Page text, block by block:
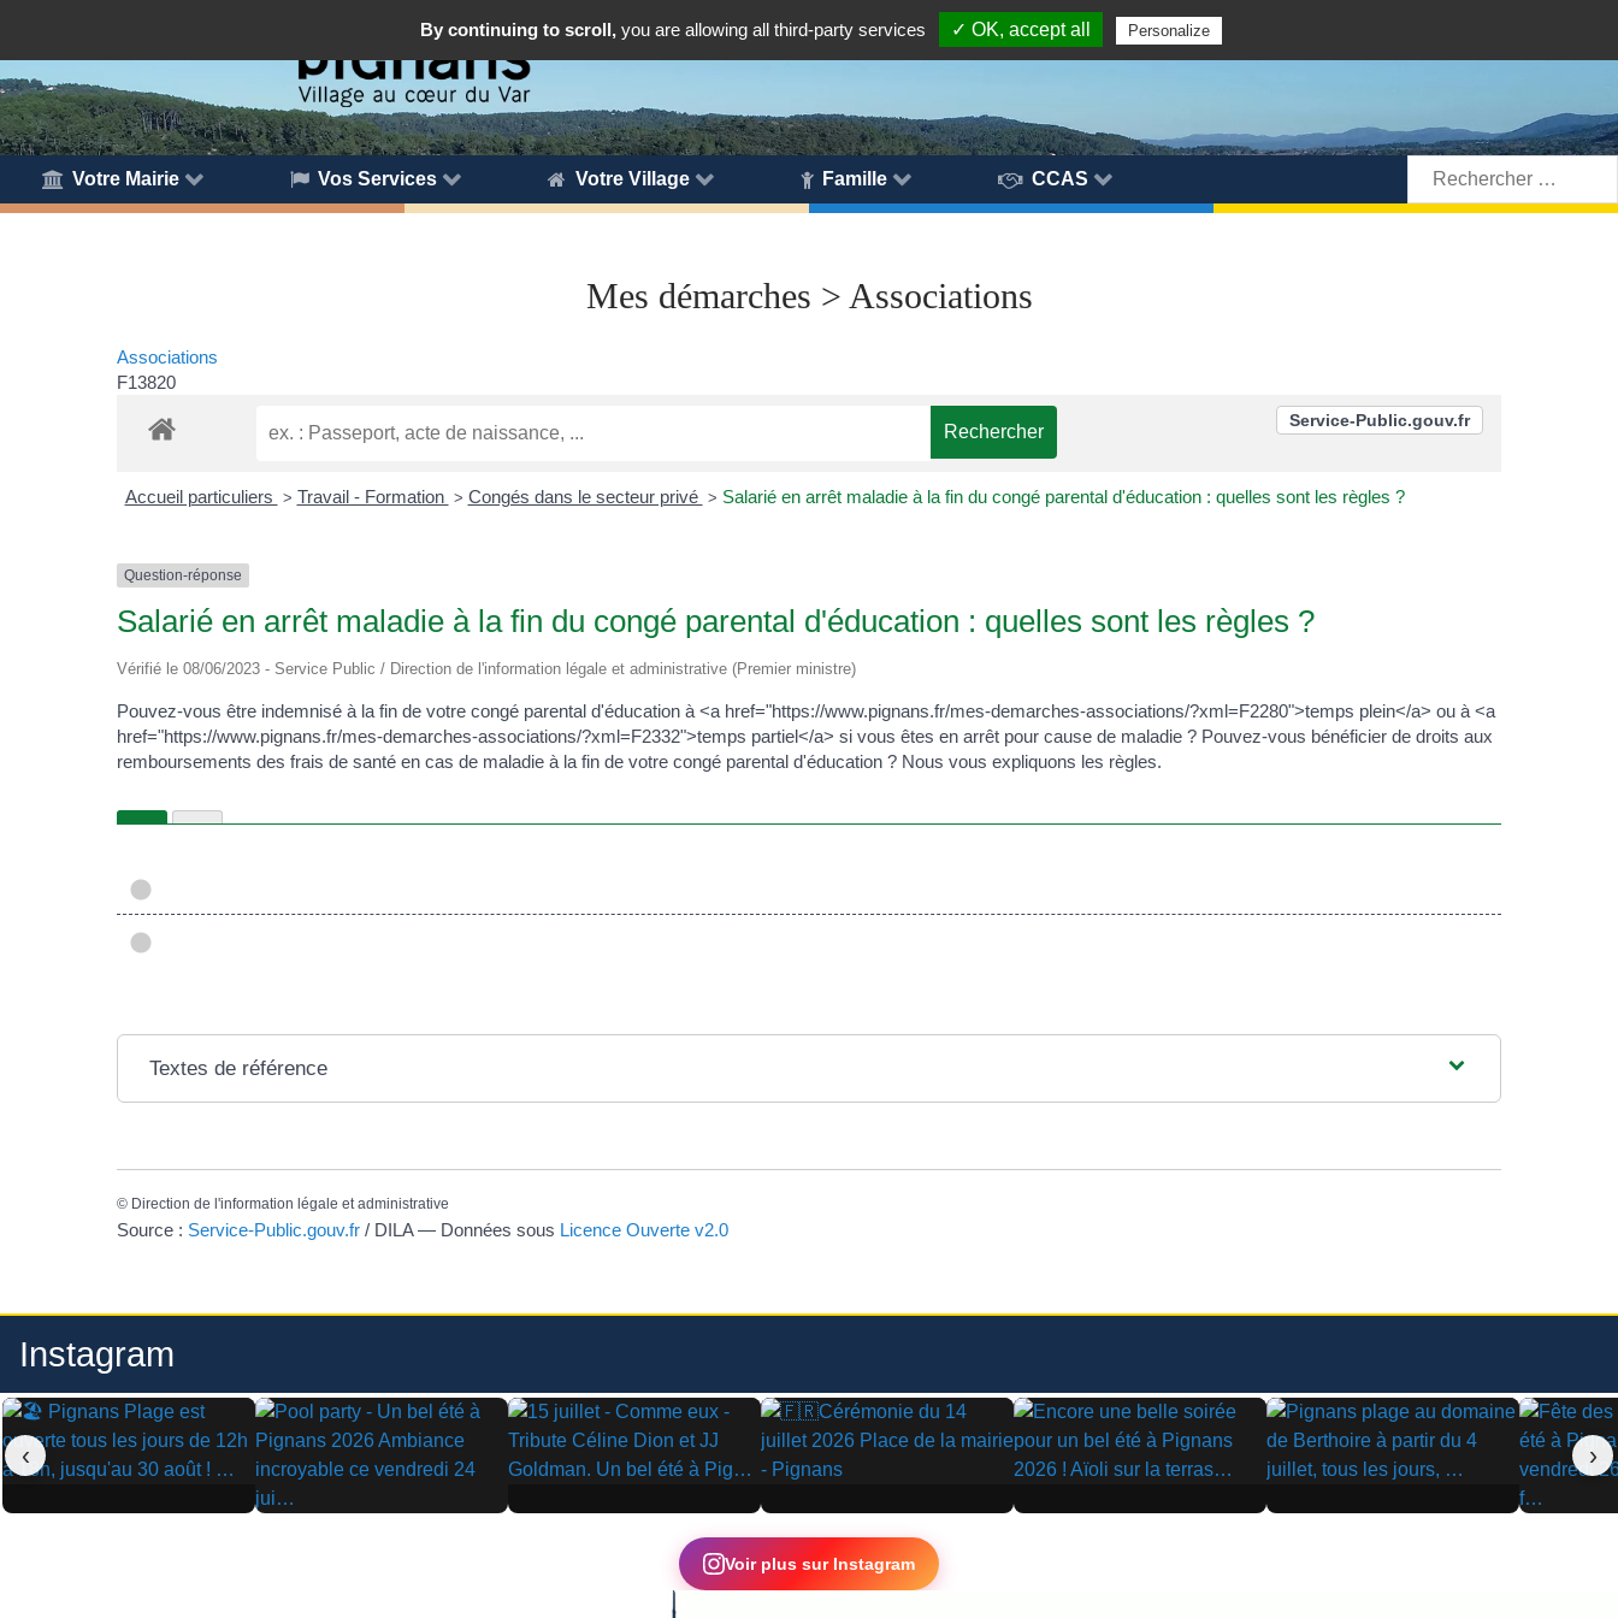
Votre Mairie Vos Services Votre Village Famille CCAS
Rechercher:
Mes démarches > Associations
Associations
F13820
Service-Public.gouv.fr
Accueil particuliers > Travail - Formation > Congés dans le secteur privé > Salarié en arrêt maladie à la fin du congé parental d'éducation : quelles sont les règles ?
Question-réponse
Salarié en arrêt maladie à la fin du congé parental d'éducation : quelles sont les règles ?
Vérifié le 08/06/2023 - Service Public / Direction de l'information légale et administrative (Premier ministre)
Pouvez-vous être indemnisé à la fin de votre congé parental d'éducation à <a href="https://www.pignans.fr/mes-demarches-associations/?xml=F2280">temps plein</a> ou à <a
href="https://www.pignans.fr/mes-demarches-associations/?xml=F2332">temps partiel</a> si vous êtes en arrêt pour cause de maladie ? Pouvez-vous bénéficier de droits aux
remboursements des frais de santé en cas de maladie à la fin de votre congé parental d'éducation ? Nous vous expliquons les règles.
Textes de référence
© Direction de l'information légale et administrative
Source : Service-Public.gouv.fr / DILA — Données sous Licence Ouverte v2.0
Instagram
▶
▶
▶ ▶ ▶ ▶
▶
‹ ›
Voir plus sur Instagram
By continuing to scroll, you are allowing all third-party services ✓ OK, accept all Personalize